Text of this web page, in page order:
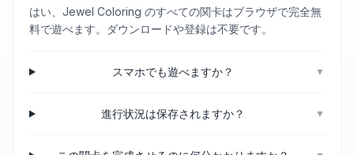
はい、Jewel Coloring のすべての関卡はブラウザで完全無
料で遊べます。ダウンロードや登録は不要です。
スマホでも遊べますか？ ▼
進行状況は保存されますか？ ▼